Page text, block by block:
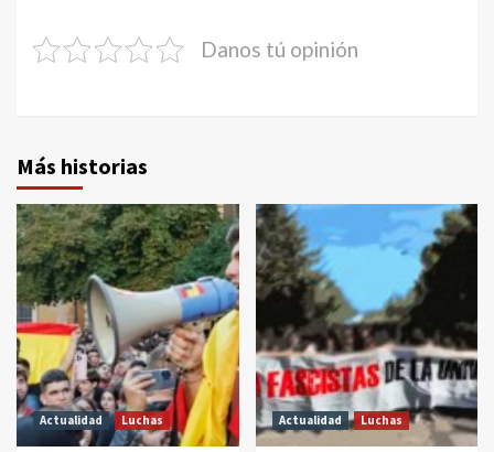
Danos tú opinión
Más historias
Actualidad Luchas Actualidad Luchas